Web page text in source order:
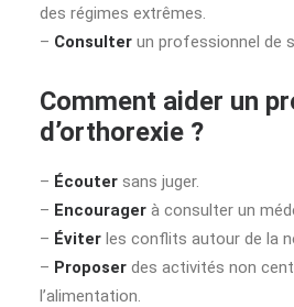
des régimes extrêmes.
– Consulter un professionnel de
Comment aider un
d’orthorexie ?
– Écouter sans juger.
– Encourager à consulter un
– Éviter les conflits autour de la
– Proposer des activités non
l’alimentation.